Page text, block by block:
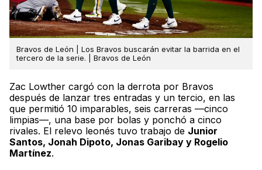
Bravos de León | Los Bravos buscarán evitar la barrida en el
tercero de la serie. | Bravos de León
Zac Lowther cargó con la derrota por Bravos
después de lanzar tres entradas y un tercio, en las
que permitió 10 imparables, seis carreras —cinco
limpias—, una base por bolas y ponchó a cinco
rivales. El relevo leonés tuvo trabajo de Junior
Santos, Jonah Dipoto, Jonas Garibay y Rogelio
Martínez.